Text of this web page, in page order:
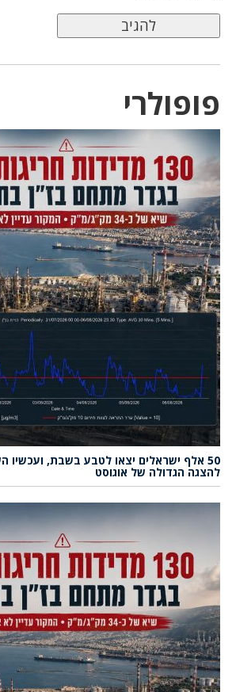
פופולרי
50 אלף ישראלים יצאו לטבע בשבת, ועכשיו
להצגה הגדולה של אוגוסט